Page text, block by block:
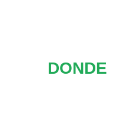
DONDE